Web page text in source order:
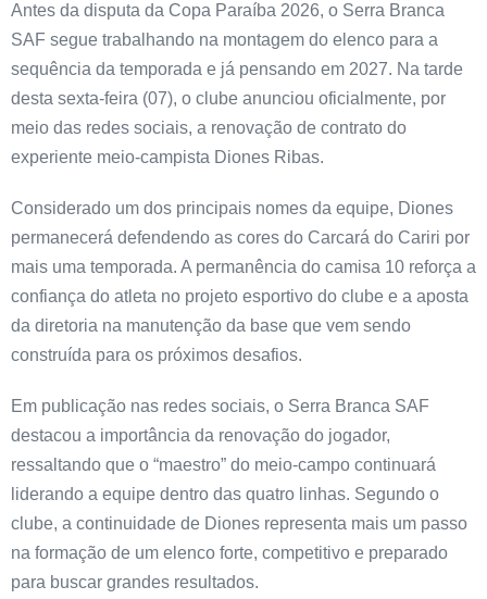
Antes da disputa da Copa Paraíba 2026, o Serra Branca
SAF segue trabalhando na montagem do elenco para a
sequência da temporada e já pensando em 2027. Na tarde
desta sexta-feira (07), o clube anunciou oficialmente, por
meio das redes sociais, a renovação de contrato do
experiente meio-campista Diones Ribas.
Considerado um dos principais nomes da equipe, Diones
permanecerá defendendo as cores do Carcará do Cariri por
mais uma temporada. A permanência do camisa 10 reforça a
confiança do atleta no projeto esportivo do clube e a aposta
da diretoria na manutenção da base que vem sendo
construída para os próximos desafios.
Em publicação nas redes sociais, o Serra Branca SAF
destacou a importância da renovação do jogador,
ressaltando que o “maestro” do meio-campo continuará
liderando a equipe dentro das quatro linhas. Segundo o
clube, a continuidade de Diones representa mais um passo
na formação de um elenco forte, competitivo e preparado
para buscar grandes resultados.